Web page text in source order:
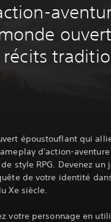
ouvert
époustouflant qui
d'action-aventure
style RPG. Devenez un
de votre identité
Xe siècle.
votre personnage en